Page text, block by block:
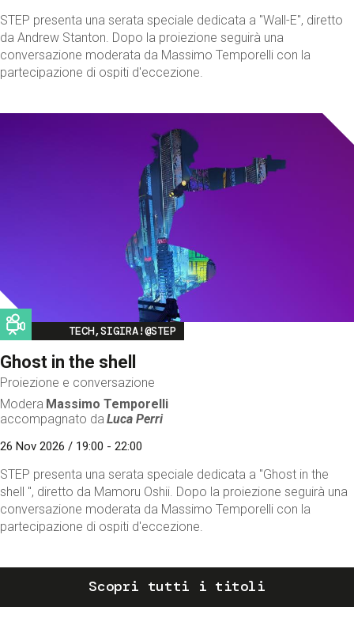
STEP presenta una serata speciale dedicata a "Wall-E", diretto
da Andrew Stanton. Dopo la proiezione seguirà una
conversazione moderata da Massimo Temporelli con la
partecipazione di ospiti d'eccezione.
Image
TECH,SIGIRA!@STEP
Ghost in the shell
Proiezione e conversazione
Modera Massimo Temporelli
accompagnato da Luca Perri
26 Nov 2026 / 19:00 - 22:00
STEP presenta una serata speciale dedicata a "Ghost in the
shell ", diretto da Mamoru Oshii. Dopo la proiezione seguirà una
conversazione moderata da Massimo Temporelli con la
partecipazione di ospiti d'eccezione.
Scopri tutti i titoli